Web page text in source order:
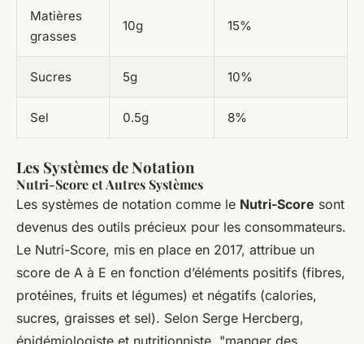
Matières
grasses
10g 15%
Sucres 5g 10%
Sel 0.5g 8%
Les Systèmes de Notation
Nutri-Score et Autres Systèmes
Les systèmes de notation comme le Nutri-Score sont
devenus des outils précieux pour les consommateurs.
Le Nutri-Score, mis en place en 2017, attribue un
score de A à E en fonction d’éléments positifs (fibres,
protéines, fruits et légumes) et négatifs (calories,
sucres, graisses et sel). Selon Serge Hercberg,